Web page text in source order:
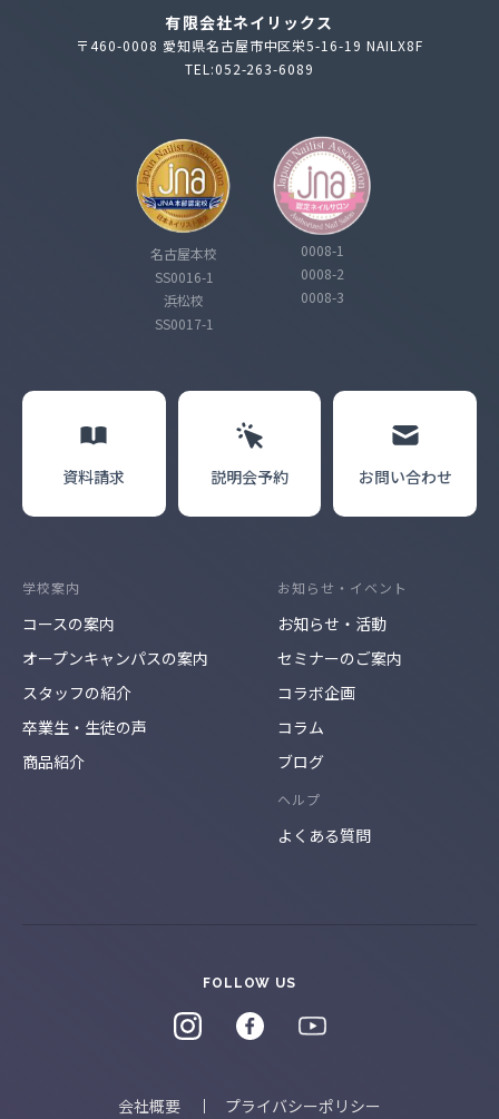
有限会社ネイリックス
〒460-0008 愛知県名古屋市中区栄5-16-19 NAILX8F
TEL:052-263-6089
名古屋本校
SS0016-1
浜松校
SS0017-1
0008-1
0008-2
0008-3
資料請求 説明会予約 お問い合わせ
学校案内
コースの案内
オープンキャンパスの案内
スタッフの紹介
卒業生・生徒の声
商品紹介
お知らせ・イベント
お知らせ・活動
セミナーのご案内
コラボ企画
コラム
ブログ
ヘルプ
よくある質問
会社概要 プライバシーポリシー
FOLLOW US